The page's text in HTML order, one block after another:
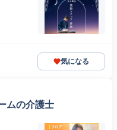
気になる
ムの介護士